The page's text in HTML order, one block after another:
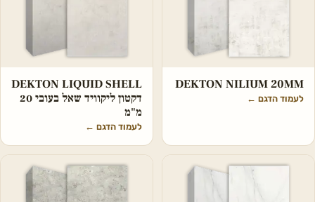
DEKTON NILIUM 20MM
לעמוד הדגם ←
DEKTON LIQUID SHELL
דקטון ליקוויד שאל בעובי 20
מ"מ
לעמוד הדגם ←